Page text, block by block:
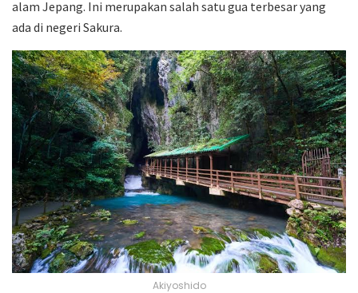
alam Jepang. Ini merupakan salah satu gua terbesar yang
ada di negeri Sakura.
Akiyoshido